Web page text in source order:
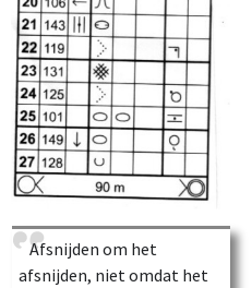
Afsnijden om het
afsnijden, niet omdat het